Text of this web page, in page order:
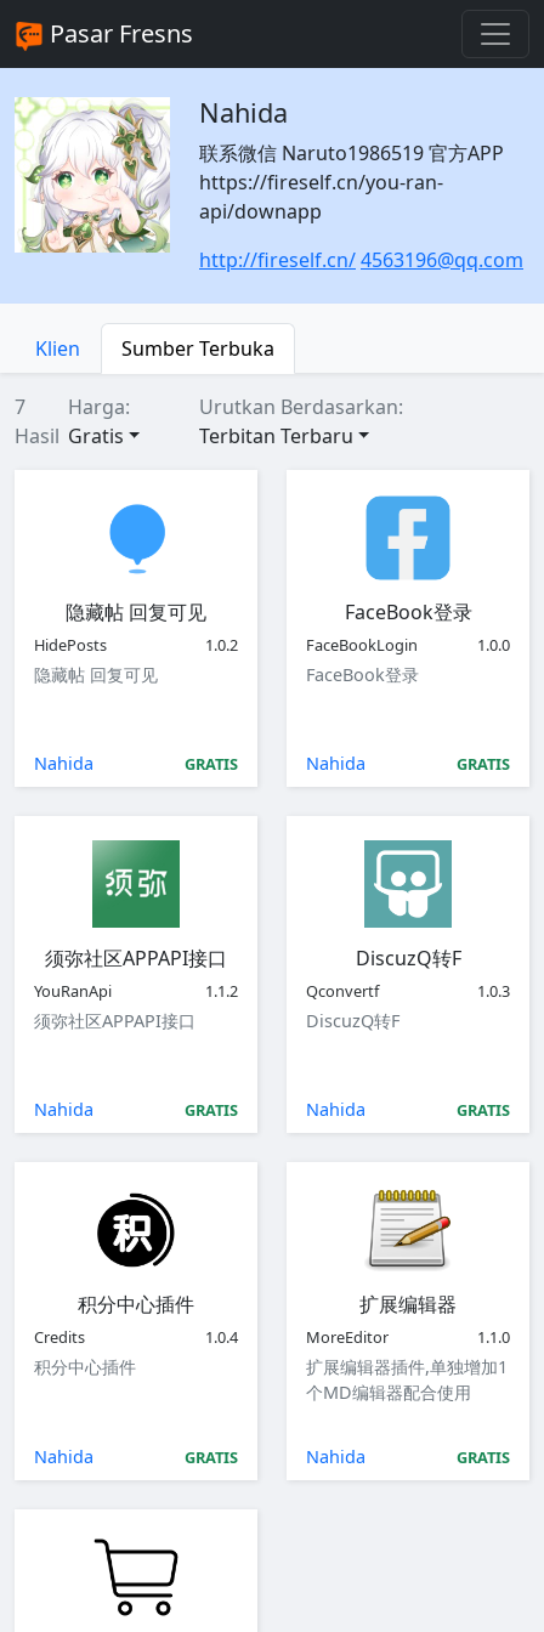
Pasar Fresns
Nahida
联系微信 Naruto1986519 官方APP
https://fireself.cn/you-ran-
api/downapp
http://fireself.cn/4563196@qq.com
Klien Sumber Terbuka
7
Hasil
Harga:
Gratis
Urutkan Berdasarkan:
Terbitan Terbaru
隐藏帖 回复可见
HidePosts 1.0.2
隐藏帖 回复可见
Nahida GRATIS
FaceBook登录
FaceBookLogin 1.0.0
FaceBook登录
Nahida GRATIS
须弥社区APPAPI接口
YouRanApi 1.1.2
须弥社区APPAPI接口
Nahida GRATIS
DiscuzQ转F
Qconvertf 1.0.3
DiscuzQ转F
Nahida GRATIS
积分中心插件
Credits 1.0.4
积分中心插件
Nahida GRATIS
扩展编辑器
MoreEditor 1.1.0
扩展编辑器插件,单独增加1
个MD编辑器配合使用
Nahida GRATIS